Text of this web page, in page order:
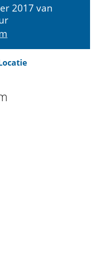
2017 van